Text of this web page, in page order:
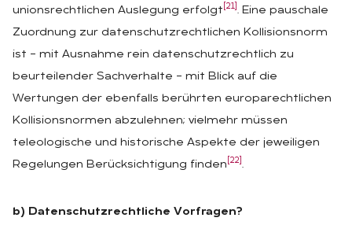
unionsrechtlichen Auslegung erfolgt [21] . Eine pauschale
Zuordnung zur datenschutzrechtlichen Kollisionsnorm
ist – mit Ausnahme rein datenschutzrechtlich zu
beurteilender Sachverhalte – mit Blick auf die
Wertungen der ebenfalls berührten europarechtlichen
Kollisionsnormen abzulehnen; vielmehr müssen
teleologische und historische Aspekte der jeweiligen
Regelungen Berücksichtigung finden [22] .
b) Datenschutzrechtliche Vorfragen?